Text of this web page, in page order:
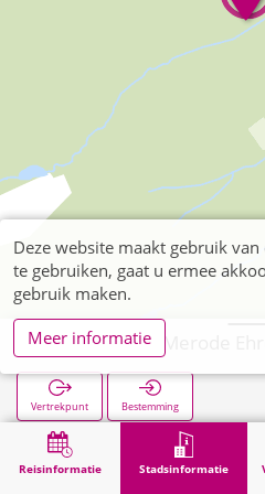
Reisinformatie Stadsinformatie
Vertrekpunt Bestemming
Stadsinformatie Begraafplaatsen
Deze website maakt gebruik
te gebruiken, gaat u ermee
gebruik maken.
Meer informatie